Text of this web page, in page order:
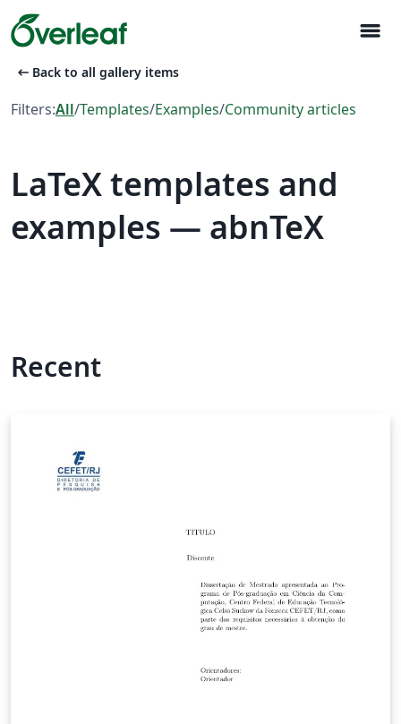
menu
arrow_left_alt Back to all gallery items
Filters:All/Templates/Examples/Community articles
LaTeX templates and
examples — abnTeX
Recent